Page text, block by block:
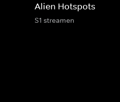
Alien Hotspots
S1 streamen